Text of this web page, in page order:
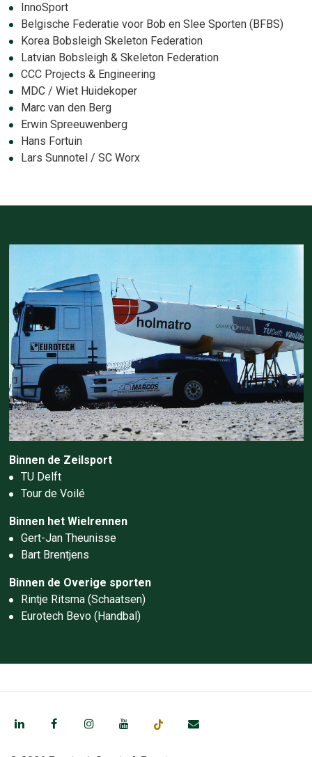
InnoSport
Belgische Federatie voor Bob en Slee Sporten (BFBS)
Korea Bobsleigh Skeleton Federation
Latvian Bobsleigh & Skeleton Federation
CCC Projects & Engineering
MDC / Wiet Huidekoper
Marc van den Berg
Erwin Spreeuwenberg
Hans Fortuin
Lars Sunnotel / SC Worx
Binnen de Zeilsport
TU Delft
Tour de Voilé
Binnen het Wielrennen
Gert-Jan Theunisse
Bart Brentjens
Binnen de Overige sporten
Rintje Ritsma (Schaatsen)
Eurotech Bevo (Handbal)